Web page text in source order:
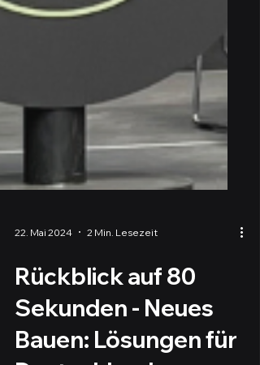
22. Mai 2024 2 Min. Lesezeit
Rückblick auf 80